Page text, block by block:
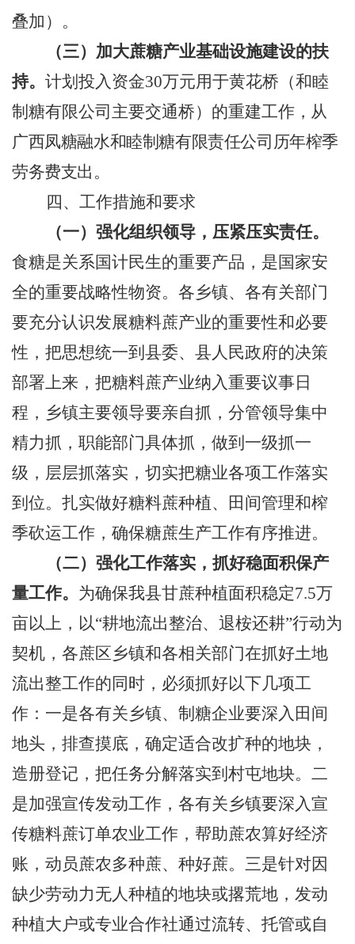
叠加）。
（三）加大蔗糖产业基础设施建设的扶
持。 计划投入资金30万元用于黄花桥（和睦
制糖有限公司主要交通桥）的重建工作，从
广西凤糖融水和睦制糖有限责任公司历年榨季
劳务费支出。
四、工作措施和要求
（一）强化组织领导，压紧压实责任。
食糖是关系国计民生的重要产品，是国家安
全的重要战略性物资。各乡镇、各有关部门
要充分认识发展糖料蔗产业的重要性和必要
性，把思想统一到县委、县人民政府的决策
部署上来，把糖料蔗产业纳入重要议事日
程，乡镇主要领导要亲自抓，分管领导集中
精力抓，职能部门具体抓，做到一级抓一
级，层层抓落实，切实把糖业各项工作落实
到位。扎实做好糖料蔗种植、田间管理和榨
季砍运工作，确保糖蔗生产工作有序推进。
（二）强化工作落实，抓好稳面积保产
量工作。 为确保我县甘蔗种植面积稳定7.5万
亩以上，以“耕地流出整治、退桉还耕”行动为
契机，各蔗区乡镇和各相关部门在抓好土地
流出整工作的同时，必须抓好以下几项工
作：一是各有关乡镇、制糖企业要深入田间
地头，排查摸底，确定适合改扩种的地块，
造册登记，把任务分解落实到村屯地块。二
是加强宣传发动工作，各有关乡镇要深入宣
传糖料蔗订单农业工作，帮助蔗农算好经济
账，动员蔗农多种蔗、种好蔗。三是针对因
缺少劳动力无人种植的地块或撂荒地，发动
种植大户或专业合作社通过流转、托管或自